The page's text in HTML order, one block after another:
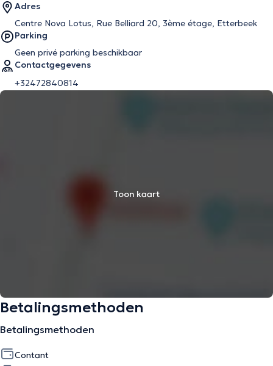
Adres
Centre Nova Lotus, Rue Belliard 20, 3ème étage, Etterbeek
Parking
Geen privé parking beschikbaar
Contactgegevens
+32472840814
Toon kaart
Betalingsmethoden
Betalingsmethoden
Contant